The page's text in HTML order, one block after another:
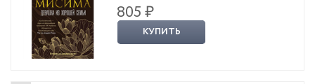
805 ₽
КУПИТЬ